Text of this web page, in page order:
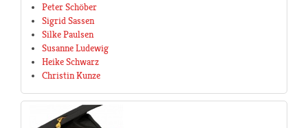
Peter Schöber
Sigrid Sassen
Silke Paulsen
Susanne Ludewig
Heike Schwarz
Christin Kunze